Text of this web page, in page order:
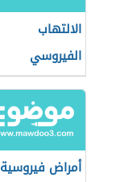
الالتهاب
الفيروسي
أمراض فيروسية